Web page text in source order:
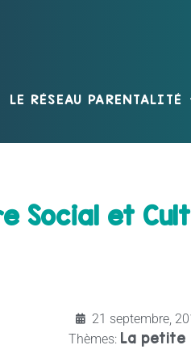
LE RÉSEAU PARENTALITÉ
Social et
21 septembre,
Thèmes: La petite